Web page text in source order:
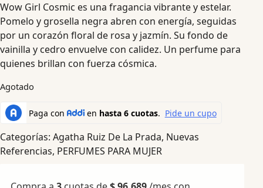
Wow Girl Cosmic es una fragancia vibrante y estelar.
Pomelo y grosella negra abren con energía, seguidas
por un corazón floral de rosa y jazmín. Su fondo de
vainilla y cedro envuelve con calidez. Un perfume para
quienes brillan con fuerza cósmica.
Agotado
Categorías: Agatha Ruiz De La Prada, Nuevas
Referencias, PERFUMES PARA MUJER